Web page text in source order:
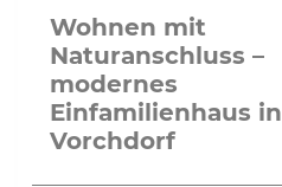
Wohnen mit
Naturanschluss –
modernes
Einfamilienhaus in
Vorchdorf